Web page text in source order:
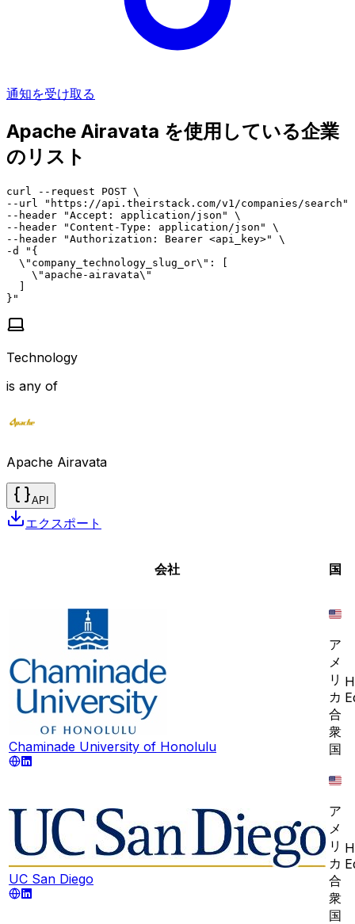
通知を受け取る
Apache Airavata を使用している企業
のリスト
curl --request POST \
--url "https://api.theirstack.com/v1/companies/search"
--header "Accept: application/json" \
--header "Content-Type: application/json" \
--header "Authorization: Bearer <api_key>" \
-d "{
  \"company_technology_slug_or\": [
    \"apache-airavata\"
  ]
}"
Technology
is any of
Apache Airavata
API
エクスポート
会社 国
Chaminade University of Honolulu
ア
メ
リ
カ
合
衆
国
UC San Diego
ア
メ
リ
カ
合
衆
国